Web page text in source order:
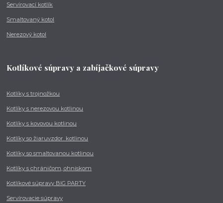
Servírovací kotlík
Smaltovaný kotol
Nerezový kotol
Kotlíkové súpravy a zabíjačkové súpravy
Kotlíky s trojnožkou
Kotlíky s nerezovou kotlinou
Kotlíky s kovovou kotlinou
Kotlíky so žiaruvzdor. kotlinou
Kotlíky so smaltovanou kotlinou
Kotlíky s chráničom, ohniskom
Kotlíkové súpravy BIG PARTY
Servírovacie súpravy